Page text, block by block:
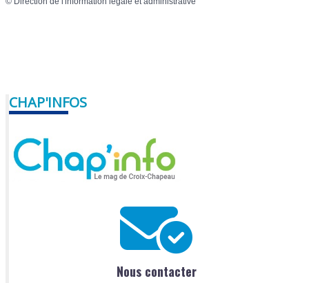
CHAP'INFOS
Nous contacter